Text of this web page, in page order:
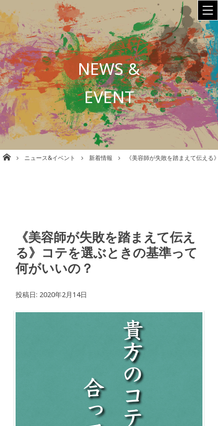
NEWS &
EVENT
株式会社babel 美容室/理容室/ネイル/各種事業運営 大阪
ニュース&イベント 新着情報 《美容師が失敗を踏まえて伝え
《美容師が失敗を踏まえて伝え
る》コテを選ぶときの基準って
何がいいの？
投稿日: 2020年2月14日